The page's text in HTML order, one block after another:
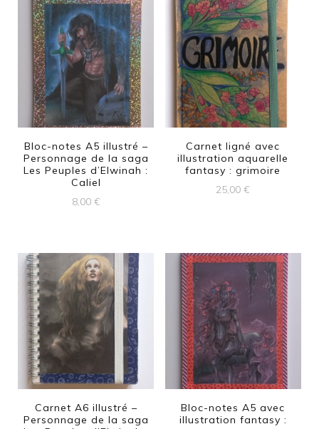
Bloc-notes A5 illustré –
Personnage de la saga
Les Peuples d’Elwinah :
Caliel
8,00 €
Carnet ligné avec
illustration aquarelle
fantasy : grimoire
25,00€
Carnet A6 illustré –
Personnage de la saga
Bloc-notes A5 avec
illustration fantasy :